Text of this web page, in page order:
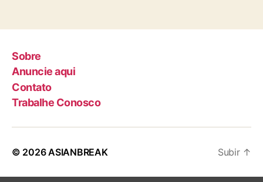
Sobre
Anuncie aqui
Contato
Trabalhe Conosco
© 2026ASIANBREAK Subir ↑